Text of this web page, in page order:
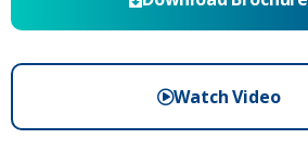
Watch Video